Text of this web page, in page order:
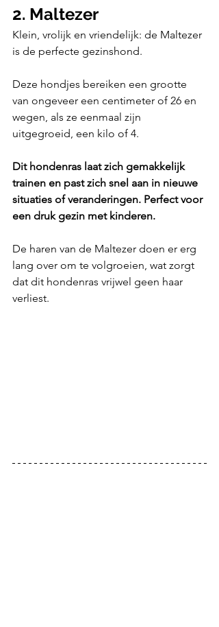
2. Maltezer
Klein, vrolijk en vriendelijk: de Maltezer
is de perfecte gezinshond.
Deze hondjes bereiken een grootte
van ongeveer een centimeter of 26 en
wegen, als ze eenmaal zijn
uitgegroeid, een kilo of 4.
Dit hondenras laat zich gemakkelijk
trainen en past zich snel aan in nieuwe
situaties of veranderingen. Perfect voor
een druk gezin met kinderen.
De haren van de Maltezer doen er erg
lang over om te volgroeien, wat zorgt
dat dit hondenras vrijwel geen haar
verliest.